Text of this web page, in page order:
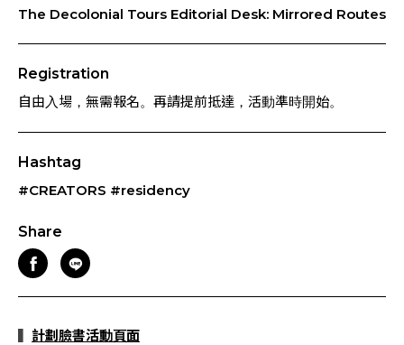
The Decolonial Tours Editorial Desk: Mirrored Routes
Registration
自由入場，無需報名。再請提前抵達，活動準時開始。
Hashtag
#CREATORS #residency
Share
計劃臉書活動頁面